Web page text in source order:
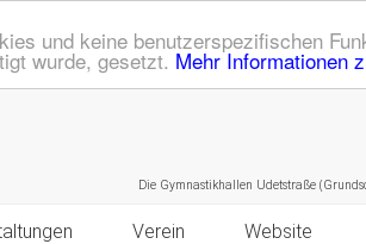
und keine benutzerspezifischen
wurde, gesetzt. Mehr Informationen
Die Gymnastikhallen Udetstraße
Verein Website